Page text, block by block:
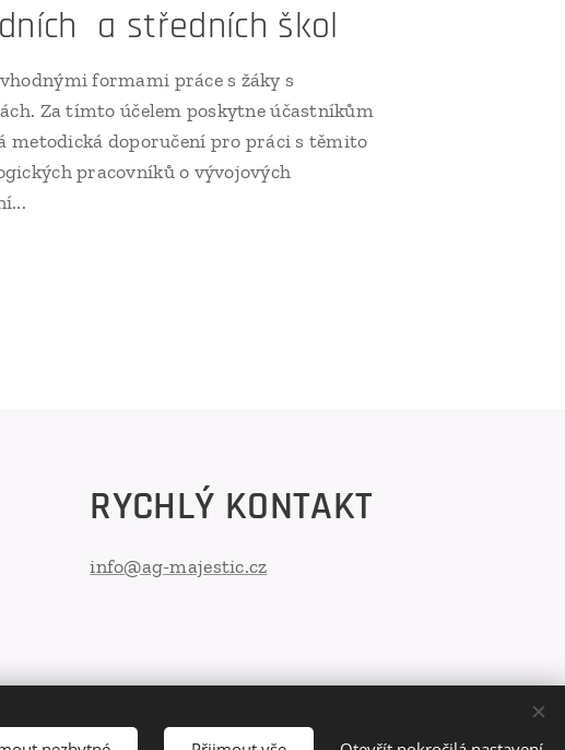
a středních škol
formami práce s žáky s
Za tímto účelem poskytne účastníkům
doporučení pro práci s těmito
pracovníků o vývojových
RYCHLÝ KONTAKT
info@ag-majestic.cz